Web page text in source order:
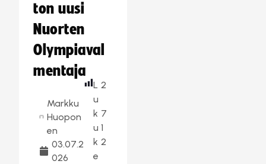
ton uusi
Nuorten
Olympiaval
mentaja
Markku
Huopon
en
03.07.2
026
L
u
k
u
k
e
2
7
1
2